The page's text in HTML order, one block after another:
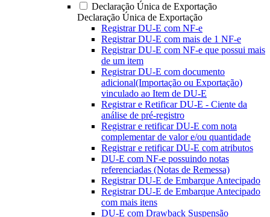
Declaração Única de Exportação
Declaração Única de Exportação
Registrar DU-E com NF-e
Registrar DU-E com mais de 1 NF-e
Registrar DU-E com NF-e que possui mais
de um item
Registrar DU-E com documento
adicional(Importação ou Exportação)
vinculado ao Item de DU-E
Registrar e Retificar DU-E - Ciente da
análise de pré-registro
Registrar e retificar DU-E com nota
complementar de valor e/ou quantidade
Registrar e retificar DU-E com atributos
DU-E com NF-e possuindo notas
referenciadas (Notas de Remessa)
Registrar DU-E de Embarque Antecipado
Registrar DU-E de Embarque Antecipado
com mais itens
DU-E com Drawback Suspensão